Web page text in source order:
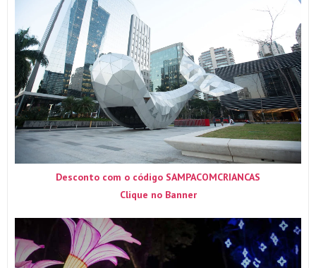
Desconto com o código SAMPACOMCRIANCAS
Clique no Banner